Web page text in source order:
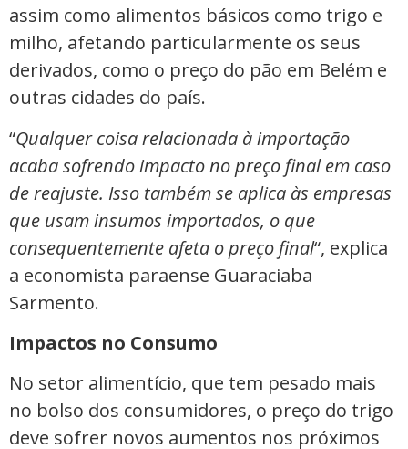
assim como alimentos básicos como trigo e
milho, afetando particularmente os seus
derivados, como o preço do pão em Belém e
outras cidades do país.
“Qualquer coisa relacionada à importação
acaba sofrendo impacto no preço final em caso
de reajuste. Isso também se aplica às empresas
que usam insumos importados, o que
consequentemente afeta o preço final“, explica
a economista paraense Guaraciaba
Sarmento.
Impactos no Consumo
No setor alimentício, que tem pesado mais
no bolso dos consumidores, o preço do trigo
deve sofrer novos aumentos nos próximos